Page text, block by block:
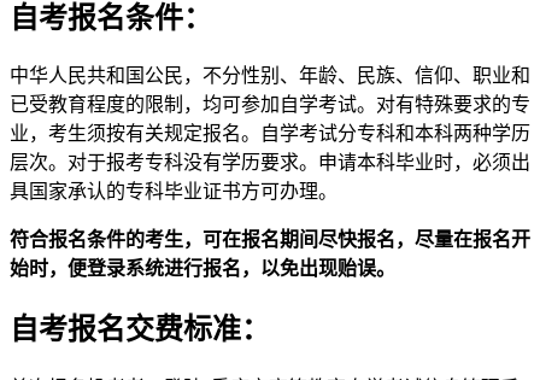
自考报名条件：
中华人民共和国公民，不分性别、年龄、民族、信仰、职业和
已受教育程度的限制，均可参加自学考试。对有特殊要求的专
业，考生须按有关规定报名。自学考试分专科和本科两种学历
层次。对于报考专科没有学历要求。申请本科毕业时，必须出
具国家承认的专科毕业证书方可办理。
符合报名条件的考生，可在报名期间尽快报名，尽量在报名开
始时，便登录系统进行报名，以免出现贻误。
自考报名交费标准：